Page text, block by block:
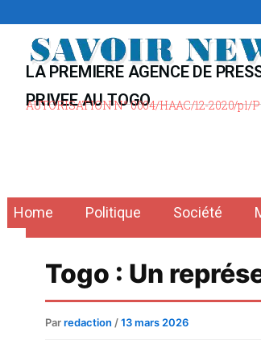
contenu
LA PREMIERE AGENCE DE
PRIVEE AU TOGO
AUTORISATION N° 0004/HAAC/12-2020/pl/P
Home Politique Société
Togo : Un
Parredaction /13 mars 2026